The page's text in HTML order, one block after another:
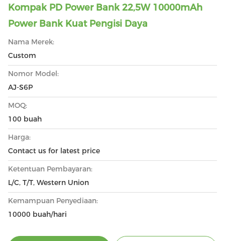
Kompak PD Power Bank 22,5W 10000mAh
Power Bank Kuat Pengisi Daya
Nama Merek:
Custom
Nomor Model:
AJ-S6P
MOQ:
100 buah
Harga:
Contact us for latest price
Ketentuan Pembayaran:
L/C, T/T, Western Union
Kemampuan Penyediaan:
10000 buah/hari